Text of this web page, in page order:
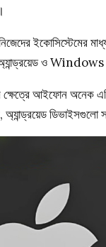
ইকোসিস্টেমের
ও Windows
আইফোন অনেক
ডিভাইসগুলো